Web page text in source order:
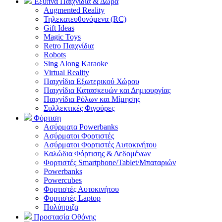
Augmented Reality
Τηλεκατευθυνόμενα (RC)
Gift Ideas
Magic Toys
Retro Παιχνίδια
Robots
Sing Along Karaoke
Virtual Reality
Παιχνίδια Εξωτερικού Χώρου
Παιχνίδια Κατασκευών και Δημιουργίας
Παιχνίδια Ρόλων και Μίμησης
Συλλεκτικές Φιγούρες
Φόρτιση
Ασύρματα Powerbanks
Aσύρματοι Φορτιστές
Ασύρματοι Φορτιστές Αυτοκινήτου
Καλώδια Φόρτισης & Δεδομένων
Φορτιστές Smartphone/Tablet/Μπαταριών
Powerbanks
Powercubes
Φορτιστές Αυτοκινήτου
Φορτιστές Laptop
Πολύπριζα
Προστασία Οθόνης